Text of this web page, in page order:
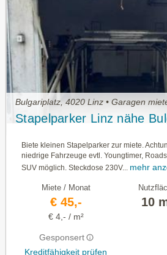
Bulgariplatz, 4020 Linz • Garagen
Stapelparker Linz nähe
Biete kleinen Stapelparker zur miete.
niedrige Fahrzeuge evtl. Youngtimer,
SUV möglich. Steckdose 230V... mehr
Miete / Monat
€ 45,-
€ 4,- / m²
Gesponsert
Kreditfähigkeit prüfen
10